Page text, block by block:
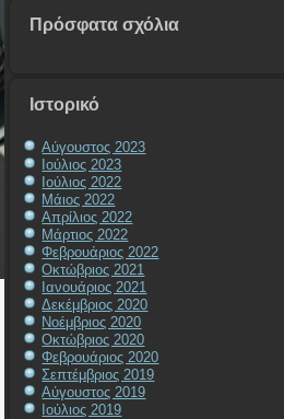
Πρόσφατα σχόλια
Ιστορικό
Αύγουστος 2023
Ιούλιος 2023
Ιούλιος 2022
Μάιος 2022
Απρίλιος 2022
Μάρτιος 2022
Φεβρουάριος 2022
Οκτώβριος 2021
Ιανουάριος 2021
Δεκέμβριος 2020
Νοέμβριος 2020
Οκτώβριος 2020
Φεβρουάριος 2020
Σεπτέμβριος 2019
Αύγουστος 2019
Ιούλιος 2019